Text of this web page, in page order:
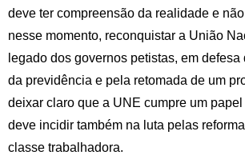
deve ter compreensão da realidade e
nesse momento, reconquistar a União
legado dos governos petistas, em
da previdência e pela retomada de um
deixar claro que a UNE cumpre um
deve incidir também na luta pelas
classe trabalhadora.